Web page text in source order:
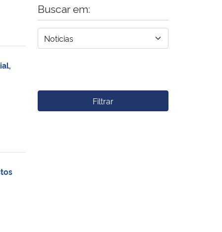
Buscar em:
Filtrar